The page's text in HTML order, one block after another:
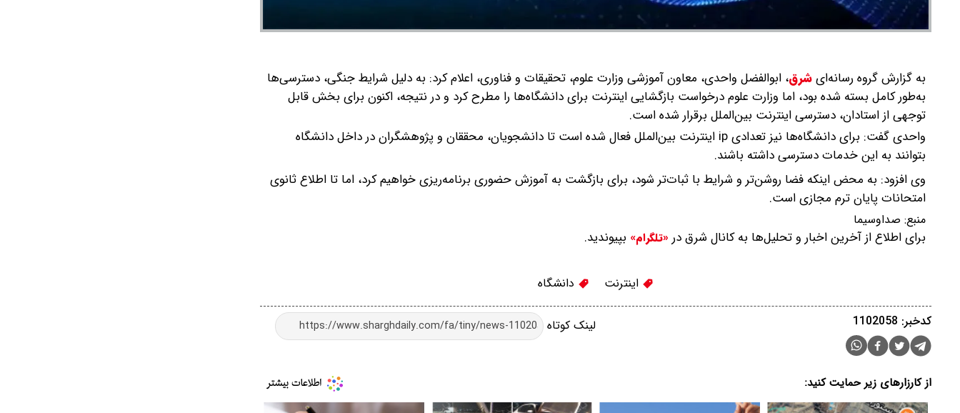
به گزارش گروه رسانه‌ایشرق، ابوالفضل واحدی، معاون آموزشی وزارت علوم، تحقیقات و فناوری، اعلام کرد: به دلیل شرایط جنگی، دسترسی‌ها
به‌طور کامل بسته شده بود، اما وزارت علوم درخواست بازگشایی اینترنت برای دانشگاه‌ها را مطرح کرد و در نتیجه، اکنون برای بخش قابل
توجهی از استادان، دسترسی اینترنت بین‌الملل برقرار شده است.
واحدی گفت: برای دانشگاه‌ها نیز تعدادی ip اینترنت بین‌الملل فعال شده است تا دانشجویان، محققان و پژوهشگران در داخل دانشگاه
بتوانند به این خدمات دسترسی داشته باشند.
وی افزود: به محض اینکه فضا روشن‌تر و شرایط با ثبات‌تر شود، برای بازگشت به آموزش حضوری برنامه‌ریزی خواهیم کرد، اما تا اطلاع ثانوی
امتحانات پایان ترم مجازی است.
منبع: صداوسیما
برای اطلاع از آخرین اخبار و تحلیل‌ها به کانال شرق در «تلگرام» بپیوندید.
اینترنت دانشگاه
لینک کوتاه کدخبر: 1102058
از کارزارهای زیر حمایت کنید: